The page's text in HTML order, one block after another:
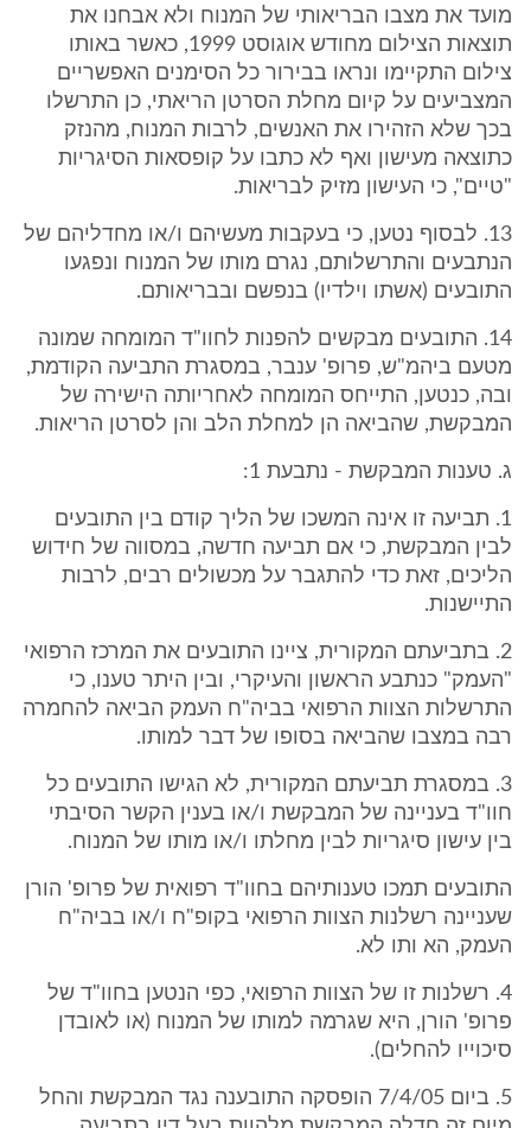
מועד את מצבו הבריאותי של המנוח ולא אבחנו את
תוצאות הצילום מחודש אוגוסט 1999, כאשר באותו
צילום התקיימו ונראו בבירור כל הסימנים האפשריים
המצביעים על קיום מחלת הסרטן הריאתי, כן התרשלו
בכך שלא הזהירו את האנשים, לרבות המנוח, מהנזק
כתוצאה מעישון ואף לא כתבו על קופסאות הסיגריות
"טיים", כי העישון מזיק לבריאות.
13. לבסוף נטען, כי בעקבות מעשיהם ו/או מחדליהם של
הנתבעים והתרשלותם, נגרם מותו של המנוח ונפגעו
התובעים (אשתו וילדיו) בנפשם ובבריאותם.
14. התובעים מבקשים להפנות לחוו"ד המומחה שמונה
מטעם ביהמ"ש, פרופ' ענבר, במסגרת התביעה הקודמת,
ובה, כנטען, התייחס המומחה לאחריותה הישירה של
המבקשת, שהביאה הן למחלת הלב והן לסרטן הריאות.
ג. טענות המבקשת - נתבעת 1:
1. תביעה זו אינה המשכו של הליך קודם בין התובעים
לבין המבקשת, כי אם תביעה חדשה, במסווה של חידוש
הליכים, זאת כדי להתגבר על מכשולים רבים, לרבות
התיישנות.
2. בתביעתם המקורית, ציינו התובעים את המרכז הרפואי
"העמק" כנתבע הראשון והעיקרי, ובין היתר טענו, כי
התרשלות הצוות הרפואי בביה"ח העמק הביאה להחמרה
רבה במצבו שהביאה בסופו של דבר למותו.
3. במסגרת תביעתם המקורית, לא הגישו התובעים כל
חוו"ד בעניינה של המבקשת ו/או בענין הקשר הסיבתי
בין עישון סיגריות לבין מחלתו ו/או מותו של המנוח.
התובעים תמכו טענותיהם בחוו"ד רפואית של פרופ' הורן
שעניינה רשלנות הצוות הרפואי בקופ"ח ו/או בביה"ח
העמק, הא ותו לא.
4. רשלנות זו של הצוות הרפואי, כפי הנטען בחוו"ד של
פרופ' הורן, היא שגרמה למותו של המנוח (או לאובדן
סיכוייו להחלים).
5. ביום 7/4/05 הופסקה התובענה נגד המבקשת והחל